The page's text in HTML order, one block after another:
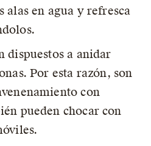
alas en agua y refresca
dispuestos a anidar
Por esta razón, son
con
pueden chocar con